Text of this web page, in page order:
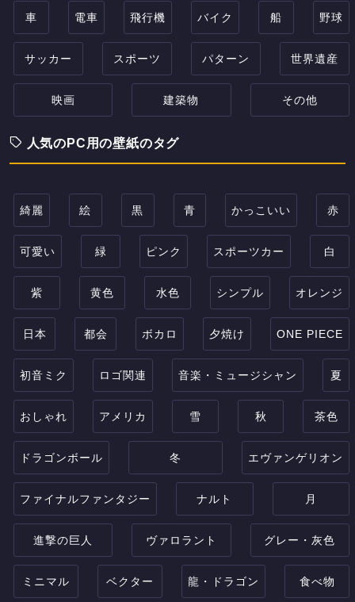
車 電車 飛行機 バイク 船 野球
サッカー スポーツ パターン 世界遺産
映画 建築物 その他
人気のPC用の壁紙のタグ
綺麗 絵 黒 青 かっこいい 赤
可愛い 緑 ピンク スポーツカー 白
紫 黄色 水色 シンプル オレンジ
日本 都会 ボカロ 夕焼け ONE PIECE
初音ミク ロゴ関連 音楽・ミュージシャン 夏
おしゃれ アメリカ 雪 秋 茶色
ドラゴンボール 冬 エヴァンゲリオン
ファイナルファンタジー ナルト 月
進撃の巨人 ヴァロラント グレー・灰色
ミニマル ベクター 龍・ドラゴン 食べ物